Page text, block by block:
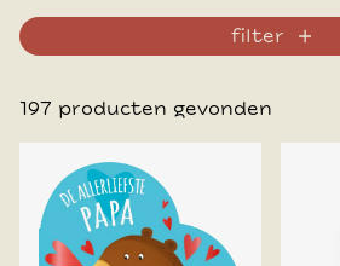
filter
197 producten gevonden